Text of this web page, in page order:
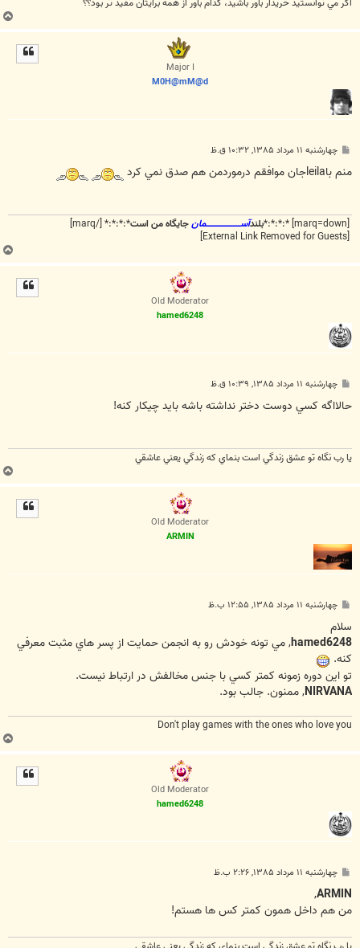
ب
ا
Major I
M0H@mM@d
پ
ت
چهارشنبه ۱۱ مرداد ۱۳۸۵, ۱۰:۳۲ ق.ظ
منم باleilaجان موافقم درموردمن هم صدق نمي کرد
بلندآســـــــــــــــــــــمانجایگاه من است*:*:*:* [/marq]
ب
ا
Old Moderator
hamed6248
پ
ت
چهارشنبه ۱۱ مرداد ۱۳۸۵, ۱۰:۳۹ ق.ظ
حالااگه کسي دوست دختر نداشته باشه بايد چيکار کنه!
يا رب نگاه تو عشق زندگي است بنماي که زندگي يعني عاشقي
ب
ا
Old Moderator
ARMIN
پ
ت
چهارشنبه ۱۱ مرداد ۱۳۸۵, ۱۲:۵۵ ب.ظ
سلام
hamed6248, مي تونه خودش رو به انجمن حمايت از پسر هاي مثبت معرفي
کنه.
تو اين دوره زمونه کمتر کسي با جنس مخالفش در ارتباط نيست.
NIRVANA, ممنون. جالب بود.
Don't play games with the ones who love you
ب
ا
Old Moderator
hamed6248
پ
ت
چهارشنبه ۱۱ مرداد ۱۳۸۵, ۲:۲۶ ب.ظ
ARMIN
,
من هم داخل همون کمتر کس ها هستم!